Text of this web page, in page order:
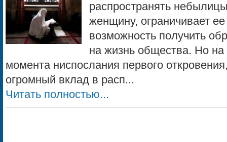
распространять
женщину, ограничивает
возможность получить
на жизнь общества. Но
момента ниспослания первого
огромный вклад в расп...
Читать полностью...